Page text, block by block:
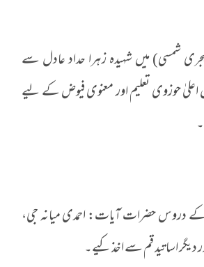
(1376 ہجری شمسی) میں شہیدہ زہرا حداد عادل سے
حوزوی تعلیم اور معنوی فیوض کے لیے
کے دروس حضرات آیات: احمدی میانہ جی،
دیگر اساتید قم سے اخذ کیے۔